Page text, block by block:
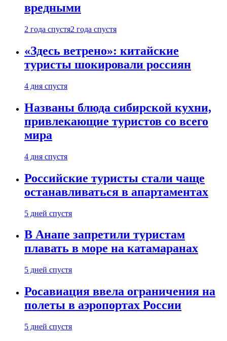
вредными
2 года спустя2 года спустя
«Здесь ветрено»: китайские
туристы шокировали россиян
4 дня спустя
Названы блюда сибирской кухни,
привлекающие туристов со всего
мира
4 дня спустя
Российские туристы стали чаще
останавливаться в апартаментах
5 дней спустя
В Анапе запретили туристам
плавать в море на катамаранах
5 дней спустя
Росавиация ввела ограничения на
полеты в аэропортах России
5 дней спустя